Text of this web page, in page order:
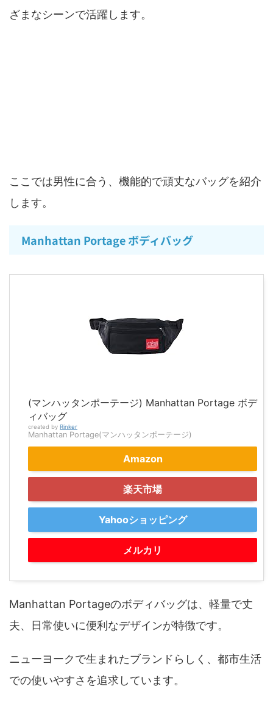
ざまなシーンで活躍します。
ここでは男性に合う、機能的で頑丈なバッグを紹介
します。
Manhattan Portage ボディバッグ
(マンハッタンポーテージ) Manhattan Portage ボデ
ィバッグ
created by Rinker
Manhattan Portage(マンハッタンポーテージ)
Amazon
楽天市場
Yahooショッピング
メルカリ
Manhattan Portageのボディバッグは、軽量で丈
夫、日常使いに便利なデザインが特徴です。
ニューヨークで生まれたブランドらしく、都市生活
での使いやすさを追求しています。